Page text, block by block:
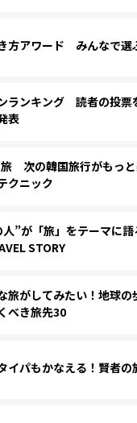
方アワード みんなで選
ランキング 読者の投票
表
次の韓国旅行がもっと
クニック
”が「旅」をテーマに
STORY
旅がしてみたい！地球
べき旅先30
イパもかなえる！賢者の